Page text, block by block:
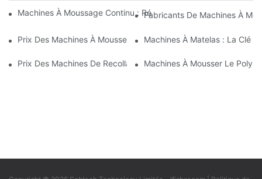
Machines À Moussage Continu : Révolutionner La Production
Fabricants De Machines À
Prix ​​des Machines À Mousser Par Lots : À Quoi S’attendre Sur
Machines À Matelas : La Clé
Prix ​​des Machines De Recollage De Mousse : Facteurs
Machines À Mousser Le